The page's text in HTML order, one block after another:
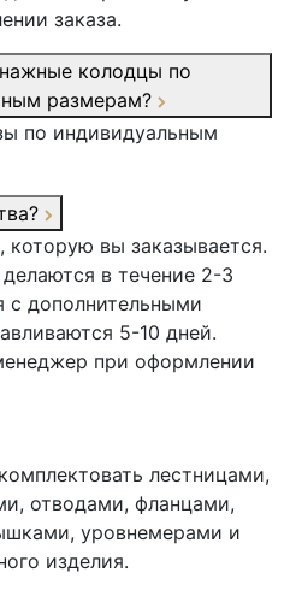
заказа.
колодцы по
размерам?
по индивидуальным
которую вы заказывается.
в течение 2-3
с дополнительными
5-10 дней.
при оформлении
лестницами,
отводами, фланцами,
уровнемерами и
изделия.